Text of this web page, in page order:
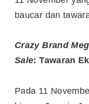
baucar dan
Crazy Brand
Sale: Tawaran
Pada 11